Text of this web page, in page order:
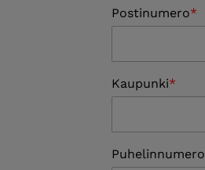
Postinumero
Kaupunki
Puhelinnumero